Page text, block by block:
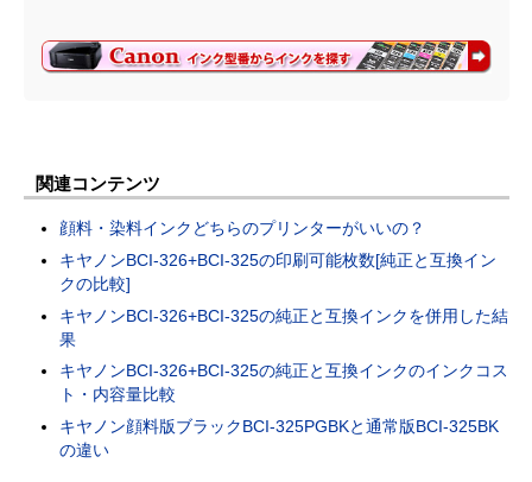
関連コンテンツ
顔料・染料インクどちらのプリンターがいいの？
キヤノンBCI-326+BCI-325の印刷可能枚数[純正と互換イン
クの比較]
キヤノンBCI-326+BCI-325の純正と互換インクを併用した結
果
キヤノンBCI-326+BCI-325の純正と互換インクのインクコス
ト・内容量比較
キヤノン顔料版ブラックBCI-325PGBKと通常版BCI-325BK
の違い